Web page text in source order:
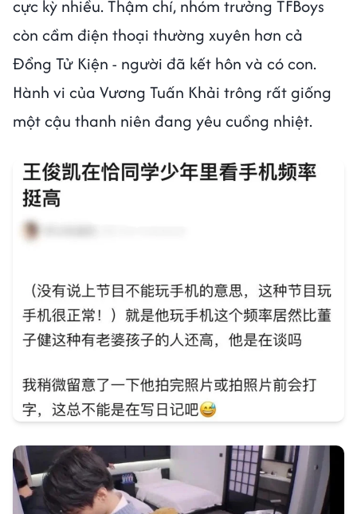
cực kỳ nhiều. Thậm chí, nhóm trưởng TFBoys
còn cầm điện thoại thường xuyên hơn cả
Đổng Tử Kiện - người đã kết hôn và có con.
Hành vi của Vương Tuấn Khải trông rất giống
một cậu thanh niên đang yêu cuồng nhiệt.